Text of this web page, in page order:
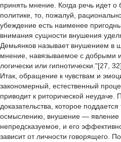
принять мнение. Когда речь идет
политике, то, пожалуй,
убеждение есть наименее
внимания сущности внушения
Демьянков называет внушением в
мнение, навязываемое с добрыми
логически или гипнотически."[27, 32]
Итак, обращение к чувствам и
закономерный, естественный
приводит к риторической неудаче.
доказательства, которое
осмыслению, внушение — явление
непредсказуемое, и его
зависит от личности говорящего.